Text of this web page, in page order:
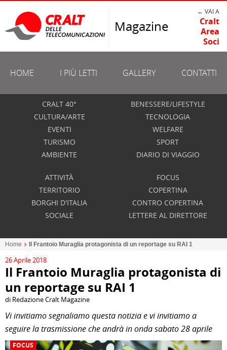
Magazine
← VAI A
Cralt
Area
Soci
HOME I PIÙ LETTI GALLERY CONTATTI
CRALT 40°
CULTURA/ARTE
EVENTI
TURISMO
AMBIENTE
BENESSERE/LIFESTYLE
TECNOLOGIA
WELFARE
SPORT
DIARIO DI VIAGGIO
ATTIVITÀ
TERRITORIO
BORGHI D'ITALIA
SOCIALE
FOCUS
COPERTINA
CONTRO COPERTINA
LETTERE AL DIRETTORE
Home Il Frantoio Muraglia protagonista di un reportage su RAI 1
26 Aprile 2018
Il Frantoio Muraglia protagonista di
un reportage su RAI 1
di Redazione Cralt Magazine
Vi invitiamo segnaliamo questa notizia e vi invitiamo a
seguire la trasmissione che andrà in onda sabato 28 aprile
FOCUS